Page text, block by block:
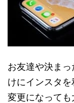
お友達や決ま
けにインスタ
変更になって